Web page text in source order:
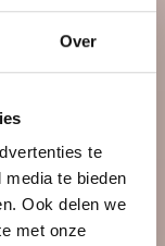
Over
te
te bieden
Ook delen we
met onze